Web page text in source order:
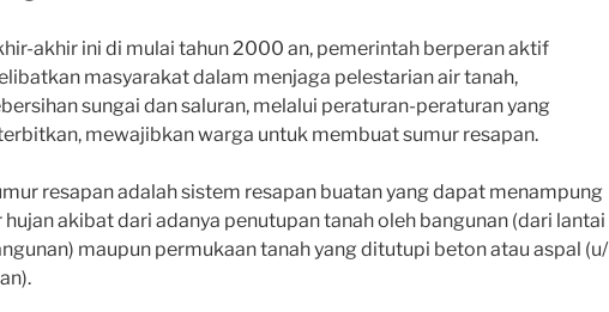
akhir ini di mulai tahun 2000 an, pemerintah berperan aktif
masyarakat dalam menjaga pelestarian air tanah,
sungai dan saluran, melalui peraturan-peraturan yang
mewajibkan warga untuk membuat sumur resapan.
resapan adalah sistem resapan buatan yang dapat menampung
hujan akibat dari adanya penutupan tanah oleh bangunan (dari lantai
maupun permukaan tanah yang ditutupi beton atau aspal (u/